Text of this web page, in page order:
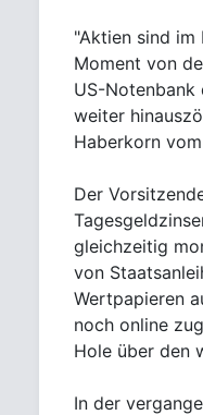
"Aktien sind im
Moment von
US-Notenbank
weiter
Haberkorn
Der
gleichzeitig
von
Wertpapieren
noch online
Hole über den
In der